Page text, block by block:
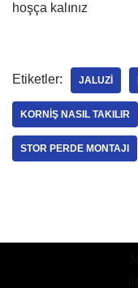
hoşça kalınız
Etiketler: JALUZI
KORNIŞ NASIL TAKILIR
STOR PERDE MONTAJI